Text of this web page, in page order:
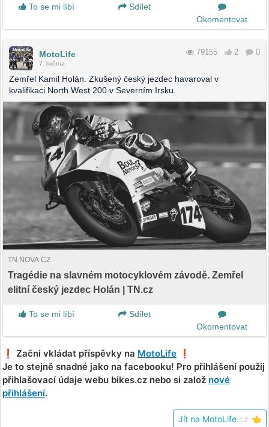
To se mi líbí
Sdílet
Okomentovat
MotoLife
7. května
79155 2 0
Zemřel Kamil Holán. Zkušený český jezdec havaroval v
kvalifikaci North West 200 v Severním Irsku.
TN.NOVA.CZ
Tragédie na slavném motocyklovém závodě. Zemřel
elitní český jezdec Holán | TN.cz
To se mi líbí
Sdílet
Okomentovat
❗️ Začni vkládat příspěvky na MotoLife ❗️
Je to stejně snadné jako na facebooku! Pro přihlášení použij
přihlašovací údaje webu bikes.cz nebo si založ nové
přihlášení.
Jít na MotoLife .cz 👈